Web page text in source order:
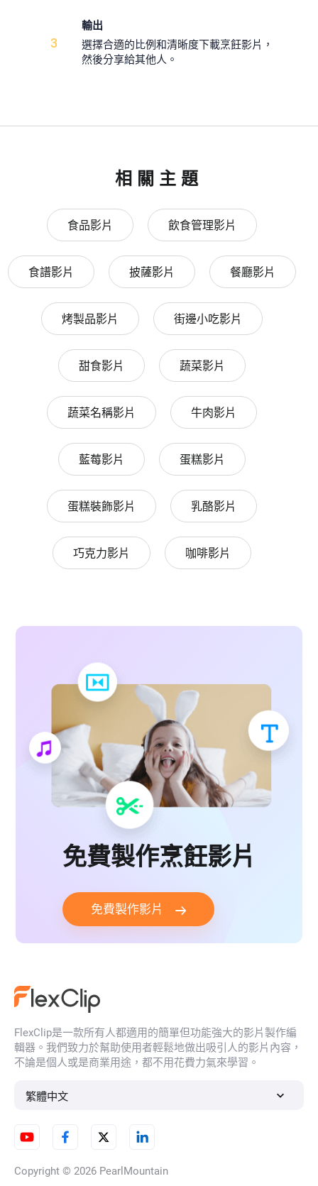
3
輸出
選擇合適的比例和清晰度下載烹飪影片，
然後分享給其他人。
相關主題
食品影片 飲食管理影片
食譜影片 披薩影片 餐廳影片
烤製品影片 街邊小吃影片
甜食影片 蔬菜影片
蔬菜名稱影片 牛肉影片
藍莓影片 蛋糕影片
蛋糕裝飾影片 乳酪影片
巧克力影片 咖啡影片
免費製作烹飪影片
免費製作影片
FlexClip是一款所有人都適用的簡單但功能強大的影片製作編
輯器。我們致力於幫助使用者輕鬆地做出吸引人的影片內容，
不論是個人或是商業用途，都不用花費力氣來學習。
繁體中文
Copyright © 2026 PearlMountain